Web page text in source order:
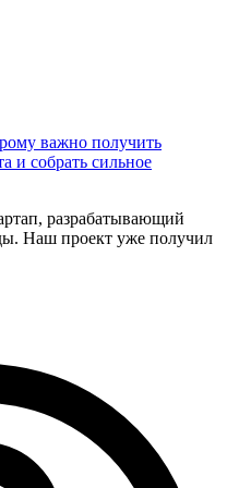
важно получить
и собрать сильное
разрабатывающий
Наш проект уже получил